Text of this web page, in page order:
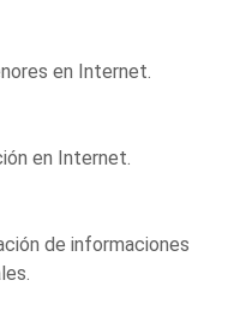
en Internet.
en Internet.
de informaciones